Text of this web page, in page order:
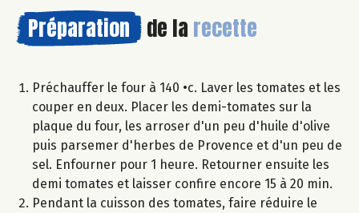
Préparation de la recette
Préchauffer le four à 140 •c. Laver les tomates et les
couper en deux. Placer les demi-tomates sur la
plaque du four, les arroser d'un peu d'huile d'olive
puis parsemer d'herbes de Provence et d'un peu de
sel. Enfourner pour 1 heure. Retourner ensuite les
demi tomates et laisser confire encore 15 à 20 min.
Pendant la cuisson des tomates, faire réduire le